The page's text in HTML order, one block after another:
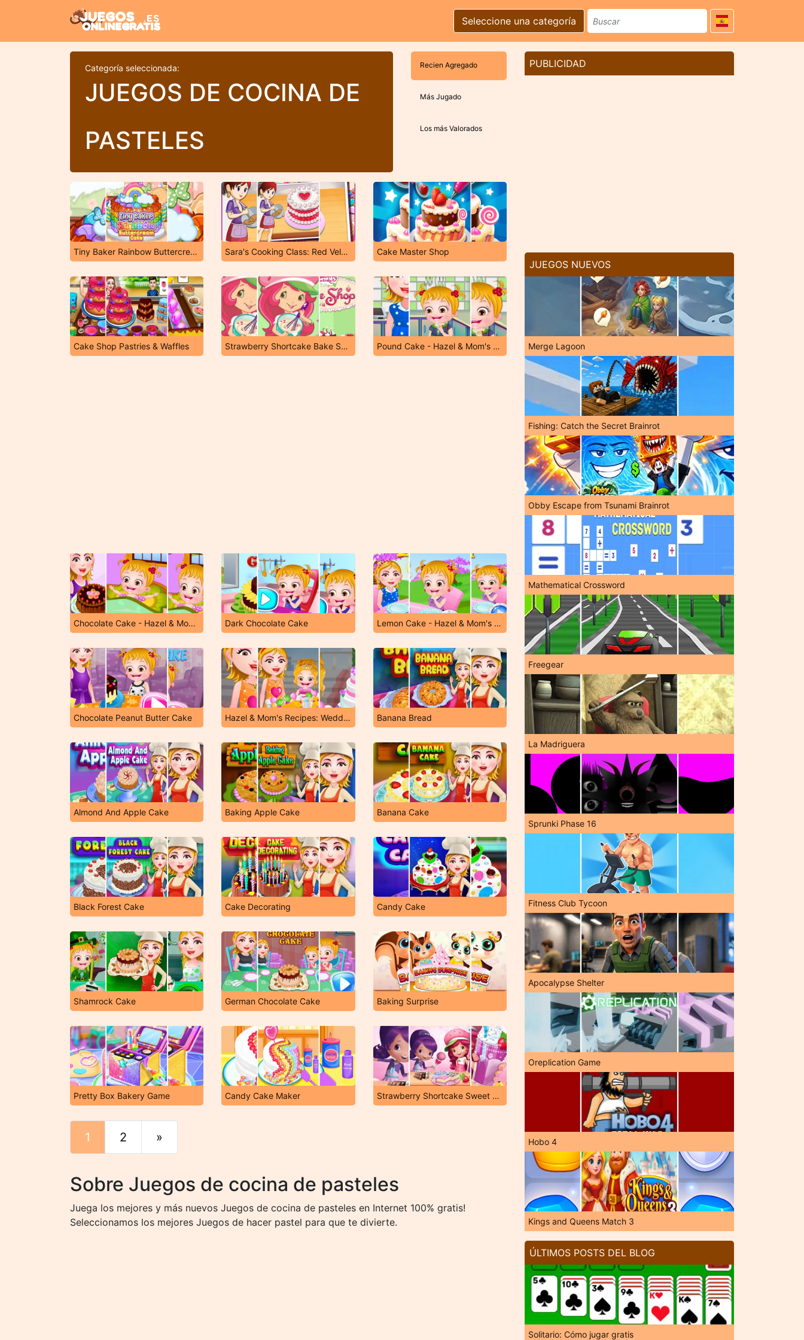
Seleccione una categoría
Categoría seleccionada:
JUEGOS DE COCINA DE
PASTELES
Recien Agregado
Más Jugado
Los más Valorados
Tiny Baker Rainbow Buttercream Cake Sara's Cooking Class: Red Velvet Cake Cake Master Shop
Cake Shop Pastries & Waffles Strawberry Shortcake Bake Shop Pound Cake - Hazel & Mom's Recipes
Chocolate Cake - Hazel & Mom's Recipes Dark Chocolate Cake Lemon Cake - Hazel & Mom's Recipes
Chocolate Peanut Butter Cake Hazel & Mom's Recipes: Wedding Cake Banana Bread
Almond And Apple Cake Baking Apple Cake Banana Cake
Black Forest Cake Cake Decorating Candy Cake
Shamrock Cake German Chocolate Cake Baking Surprise
Pretty Box Bakery Game Candy Cake Maker Strawberry Shortcake Sweet Shop
1 2 »
Sobre Juegos de cocina de pasteles
Juega los mejores y más nuevos Juegos de cocina de pasteles en Internet 100% gratis!
Seleccionamos los mejores Juegos de hacer pastel para que te divierte.
PUBLICIDAD
JUEGOS NUEVOS
Merge Lagoon
Fishing: Catch the Secret Brainrot
Obby Escape from Tsunami Brainrot
Mathematical Crossword
Freegear
La Madriguera
Sprunki Phase 16
Fitness Club Tycoon
Apocalypse Shelter
Oreplication Game
Hobo 4
Kings and Queens Match 3
ÚLTIMOS POSTS DEL BLOG
Solitario: Cómo jugar gratis